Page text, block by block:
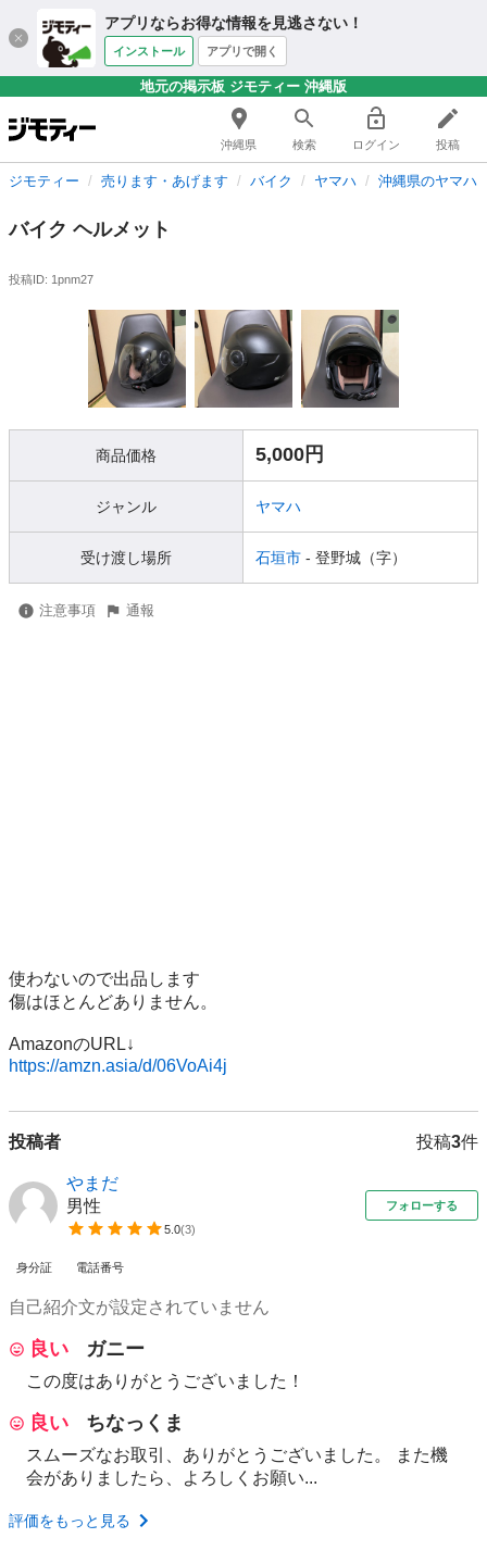
アプリならお得な情報を見逃さない！
インストール アプリで開く
地元の掲示板 ジモティー 沖縄版
沖縄県 検索 ログイン 投稿
ジモティー 売ります・あげます バイク ヤマハ 沖縄県のヤマハ
バイク ヘルメット
投稿ID: 1pnm27
商品価格 5,000円
ジャンル ヤマハ
受け渡し場所 石垣市 - 登野城（字）
注意事項 通報
使わないので出品します
傷はほとんどありません。
https://amzn.asia/d/06VoAi4j
投稿者 投稿3件
やまだ
男性
5.0(3)
フォローする
身分証 電話番号
自己紹介文が設定されていません
良い ガニー
この度はありがとうございました！
良い ちなっくま
スムーズなお取引、ありがとうございました。 また機
会がありましたら、よろしくお願い...
評価をもっと見る